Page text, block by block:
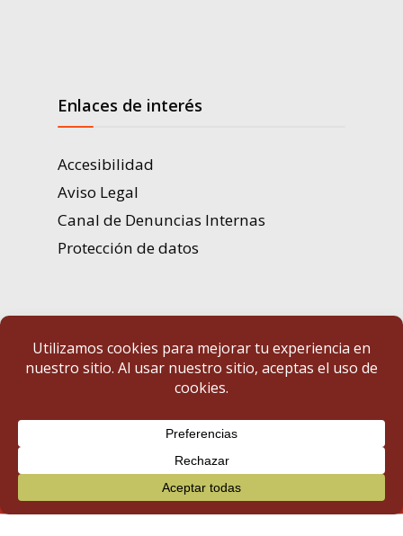
Enlaces de interés
Accesibilidad
Aviso Legal
Canal de Denuncias Internas
Protección de datos
Portal de Transparencia | Diputación de Badajoz